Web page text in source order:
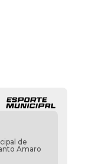
de
Amaro